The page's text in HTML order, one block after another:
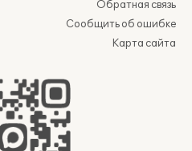
Обратная связь
Сообщить об ошибке
Карта сайта